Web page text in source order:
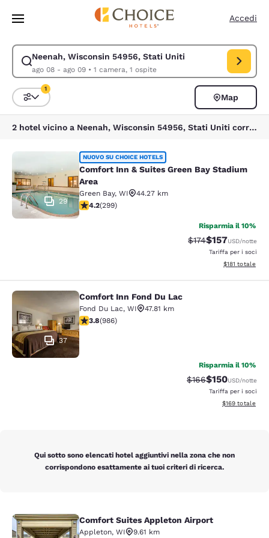
Vai A Contenuto Principale
Accedi
Neenah, Wisconsin 54956, Stati Uniti
ago 08 - ago 09• 1 camera, 1 ospite
Modifica la ricerca per Neenah, Wisconsin 54956, Stati Uniti. Data di
Ordina e filtra
1
Map
2 hotel vicino a Neenah, Wisconsin 54956, Stati Uniti corrispondono ai tuoi filtri
Comfort Inn & Suites Green Bay
29
NUOVO SU CHOICE HOTELS
Comfort Inn & Suites Green Bay Stadium
Area
Green Bay, WI
44.27 km
Valutazione di 4.19 stelle. Molto buono. 299 recensioni
4.2(299)
Risparmia il 10%
Tariffa di barratura:
$174Tariffa
$157USD/notte
Tariffa per i soci
Visualizza i
$181 totale
Comfort Inn Fond Du Lac
37
Comfort Inn Fond Du Lac
Fond Du Lac, WI
47.81 km
Valutazione di 3.8 stelle. Buono. 986 recensioni
3.8(986)
Risparmia il 10%
Tariffa di barratura:
$166Tariffa
$150USD/notte
Tariffa per i soci
Visualizza i
$169 totale
Qui sotto sono elencati hotel aggiuntivi nella zona che non
corrispondono esattamente ai tuoi criteri di ricerca.
Comfort Suites Appleton Airport
Comfort Suites Appleton Airport
Appleton, WI
9.61 km